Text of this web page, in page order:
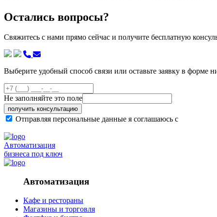
Остались вопросы?
Свяжитесь с нами прямо сейчас и получите бесплатную
Выберите удобный способ связи или оставьте заявку в форме
Не заполняйте это поле
получить консультацию
Отправляя персональные данные я соглашаюсь с
Автоматизация
бизнеса под ключ
Автоматизация
Кафе и рестораны
Магазины и торговля